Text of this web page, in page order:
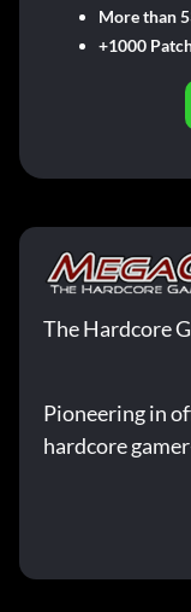
More than
+1000
The Hardcore
Pioneering in
hardcore